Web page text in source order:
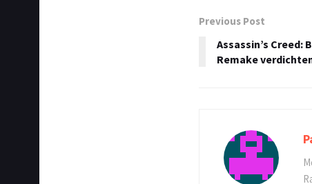
Previous Post
Assassin’s Creed:
Remake